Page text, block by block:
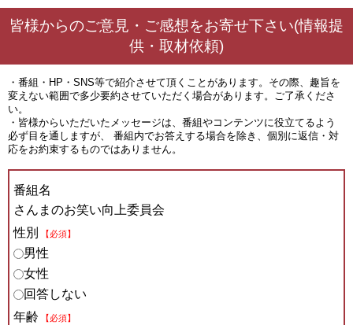
皆様からのご意見・ご感想をお寄せ下さい(情報提
供・取材依頼)
・番組・HP・SNS等で紹介させて頂くことがあります。その際、趣旨を
変えない範囲で多少要約させていただく場合があります。ご了承くださ
い。
・皆様からいただいたメッセージは、番組やコンテンツに役立てるよう
必ず目を通しますが、 番組内でお答えする場合を除き、個別に返信・対
応をお約束するものではありません。
番組名
さんまのお笑い向上委員会
性別
【必須】
男性
女性
回答しない
年齢
【必須】